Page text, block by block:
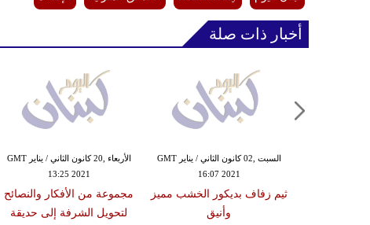
أخبار ذات صلة
الأربعاء ,20 كانون الثاني / يناير GMT
13:25 2021
مجموعة من الأفكار والنصائح
لتحويل الشرفة إلى حديقة
السبت ,02 كانون الثاني / يناير GMT
16:07 2021
ثيم زفاف بديكور الخشب مميز
وأنيق